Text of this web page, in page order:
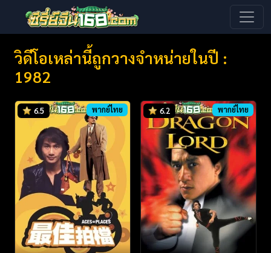
วิดีโอเหล่านี้ถูกวางจำหน่ายในปี :
1982
6.5 พากย์ไทย 6.2 พากย์ไทย